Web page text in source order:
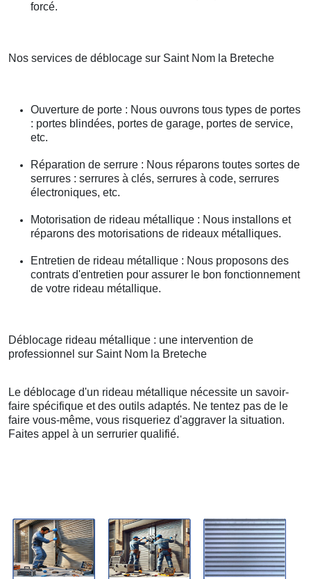
forcé.
Nos services de déblocage sur Saint Nom la Breteche
Ouverture de porte : Nous ouvrons tous types de portes
: portes blindées, portes de garage, portes de service,
etc.
Réparation de serrure : Nous réparons toutes sortes de
serrures : serrures à clés, serrures à code, serrures
électroniques, etc.
Motorisation de rideau métallique : Nous installons et
réparons des motorisations de rideaux métalliques.
Entretien de rideau métallique : Nous proposons des
contrats d'entretien pour assurer le bon fonctionnement
de votre rideau métallique.
Déblocage rideau métallique : une intervention de
professionnel sur Saint Nom la Breteche
Le déblocage d'un rideau métallique nécessite un savoir-
faire spécifique et des outils adaptés. Ne tentez pas de le
faire vous-même, vous risqueriez d'aggraver la situation.
Faites appel à un serrurier qualifié.